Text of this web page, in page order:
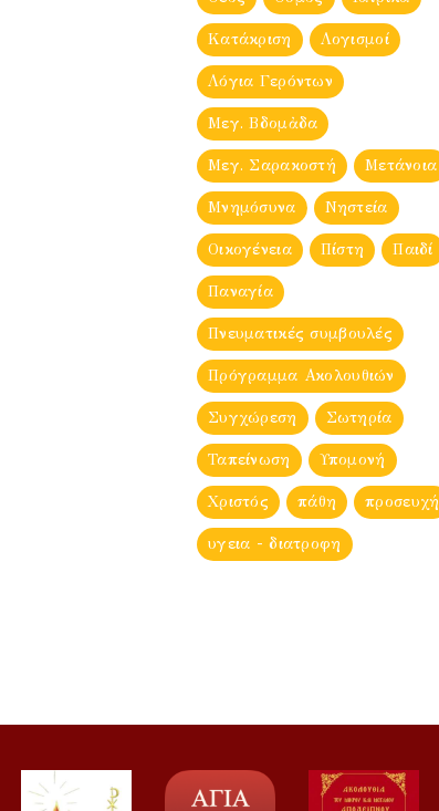
Κατάκριση Λογισμοί
Λόγια Γερόντων
Μεγ. Βδομἀδα
Μεγ. Σαρακοστή Μετάνοια
Μνημόσυνα Νηστεία
Οικογένεια Πίστη Παιδί
Παναγία
Πνευματικές συμβουλές
Πρόγραμμα Ακολουθιών
Συγχώρεση Σωτηρία
Ταπείνωση Υπομονή
Χριστός πάθη προσευχή
υγεια - διατροφη